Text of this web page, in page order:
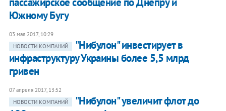
Южному Бугу
03 мая 2017, 10:29
НОВОСТИ КОМПАНИЙ
"Нибулон" инвестирует в
инфраструктуру Украины более 5,5 млрд
гривен
07 апреля 2017, 13:52
НОВОСТИ КОМПАНИЙ
"Нибулон" увеличит флот до